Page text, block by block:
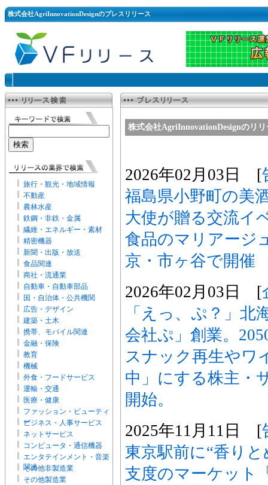
株式会社AgriInnovationDesignのプレスリリース
旅行・観光・地域情報
不動産
農林水産
鉄鋼・非鉄・金属
繊維・エネルギー・素材
精密機器
新聞・出版・放送
食品関連
商社・流通業
自動車・自動車部品
国・自治体・公共機関
広告・デザイン
建築・土木
携帯、モバイル関連
金融・保険
教育
機械
外食・フードサービス
運輸・交通
医療・健康
ファッション・ビューティ
ー
ビジネス・人事サービス
ネットサービス
コンピュータ・通信機器
エンタテインメント・音楽
関連
その他非製造業
その他製造業
株式会社AgriInnovationDesignのリ
2026年02月03日 [
福島県小野町の美
大使が贈る交流イ
食品のマリアージ
京・市ヶ谷で開催
2026年02月03日 [
「えっ、ぷ？」北
会社ぷ」創業。
スナック再生やワ
中」にする株主・
開始。
2025年11月11日 [
東京駅前に“香り
支度のマーケット